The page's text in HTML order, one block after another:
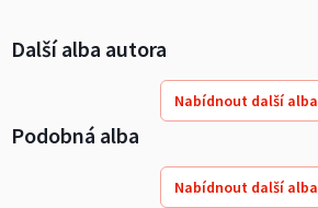
Další alba autora
Nabídnout další alba
Podobná alba
Nabídnout další alba